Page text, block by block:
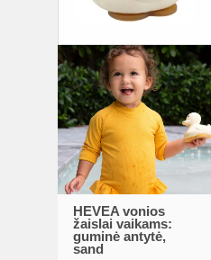
HEVEA vonios
žaislai vaikams:
guminė antytė,
sand